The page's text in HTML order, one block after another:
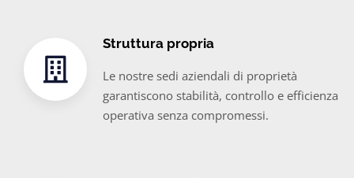
Struttura propria
Le nostre sedi aziendali di proprietà
garantiscono stabilità, controllo e efficienza
operativa senza compromessi.